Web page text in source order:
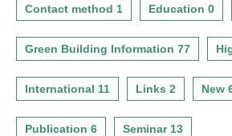
Contact method 1 Education 0
Green Building Information 77
International 11 Links 2 New
Publication 6 Seminar 13